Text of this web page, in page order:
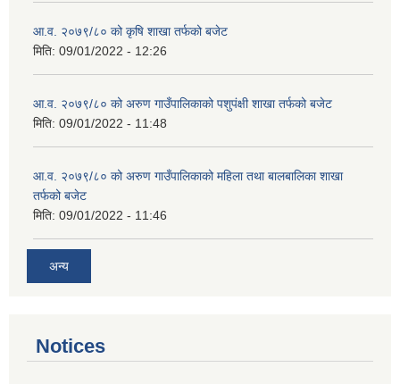
आ.व. २०७९/८० को कृषि शाखा तर्फको बजेट
मिति: 09/01/2022 - 12:26
आ.व. २०७९/८० को अरुण गाउँपालिकाको पशुपंक्षी शाखा तर्फको बजेट
मिति: 09/01/2022 - 11:48
आ.व. २०७९/८० को अरुण गाउँपालिकाको महिला तथा बालबालिका शाखा
तर्फको बजेट
मिति: 09/01/2022 - 11:46
अन्य
Notices